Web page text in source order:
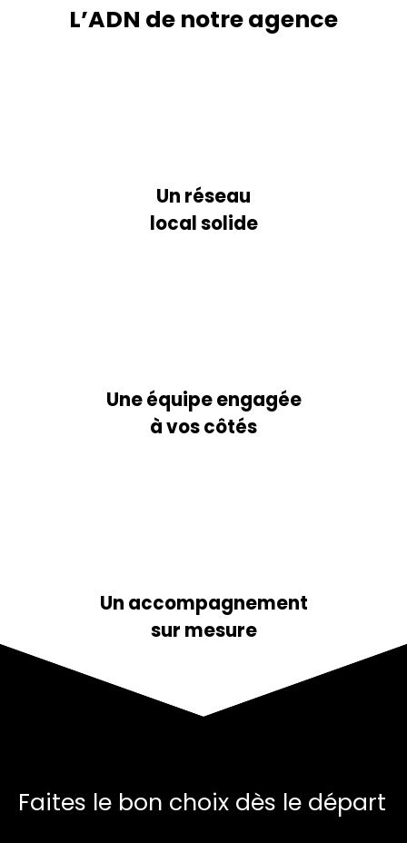
L’ADN de notre agence
Un réseau
local solide
Une équipe engagée
à vos côtés
Un accompagnement
sur mesure
Faites le bon choix dès le départ